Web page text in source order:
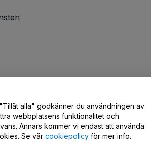
/ Kontakta oss
alla" godkänner du användningen av
webbplatsens funktionalitet och
Annars kommer vi endast att använda
Se vår cookiepolicy för mer info.